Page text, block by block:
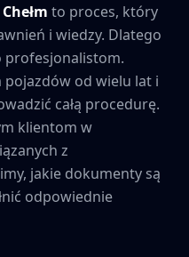
Chełm to proces, który
i wiedzy. Dlatego
profesjonalistom.
od wielu lat i
całą procedurę.
klientom w
z
jakie dokumenty są
odpowiednie